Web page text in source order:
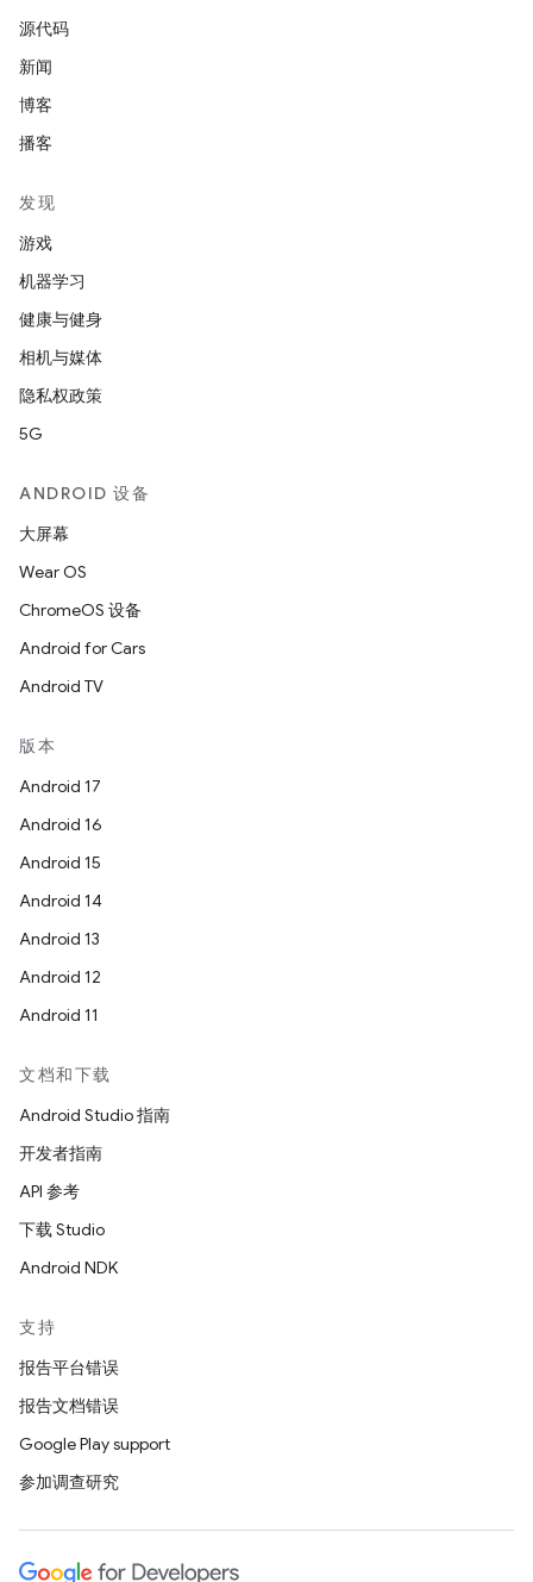
源代码
新闻
博客
播客
发现
游戏
机器学习
健康与健身
相机与媒体
隐私权政策
5G
ANDROID 设备
大屏幕
Wear OS
ChromeOS 设备
Android for Cars
Android TV
版本
Android 17
Android 16
Android 15
Android 14
Android 13
Android 12
Android 11
文档和下载
Android Studio 指南
开发者指南
API 参考
下载 Studio
Android NDK
支持
报告平台错误
报告文档错误
Google Play support
参加调查研究